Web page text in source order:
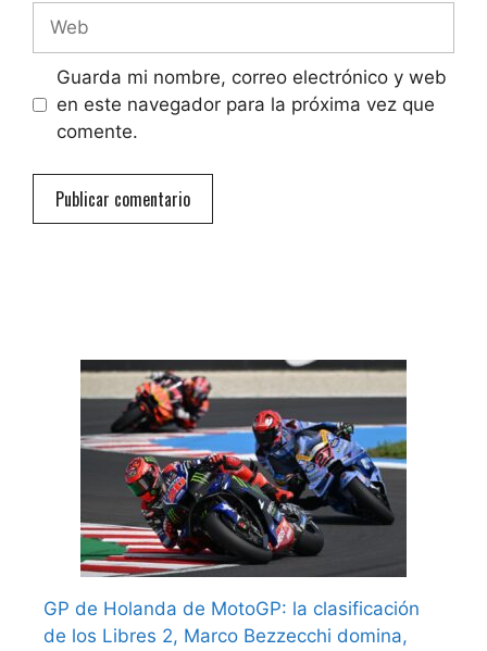
Web
Guarda mi nombre, correo electrónico y web
en este navegador para la próxima vez que
comente.
GP de Holanda de MotoGP: la clasificación
de los Libres 2, Marco Bezzecchi domina,